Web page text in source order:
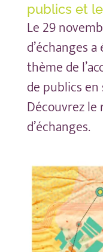
publics et
Le 29
d’échanges
thème de
de publics
Découvrez
d’échanges.